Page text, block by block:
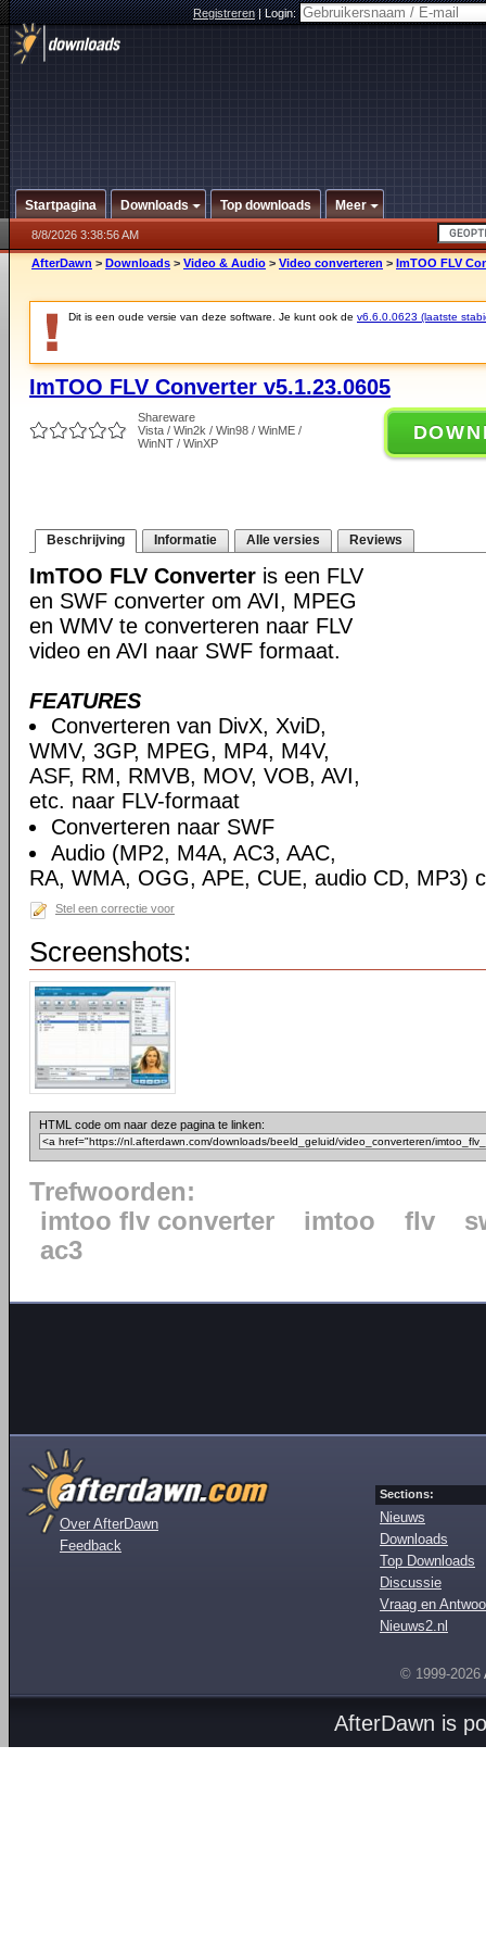
Registreren|Login:
Startpagina Downloads Top downloads Meer
8/8/2026 3:38:56 AM
AfterDawn > Downloads > Video & Audio > Video converteren > ImTOO FLV
Dit is een oude versie van deze software. Je kunt ook de v6.6.0.0623 (laatste
ImTOO FLV Converter v5.1.23.0605
Shareware
Vista / Win2k / Win98 / WinME /
WinNT / WinXP
Beschrijving Informatie Alle versies Reviews
ImTOO FLV Converter is een FLV
en SWF converter om AVI, MPEG
en WMV te converteren naar FLV
video en AVI naar SWF formaat.
FEATURES
Converteren van DivX, XviD,
WMV, 3GP, MPEG, MP4, M4V,
ASF, RM, RMVB, MOV, VOB, AVI,
etc. naar FLV-formaat
Converteren naar SWF
Audio (MP2, M4A, AC3, AAC,
RA, WMA, OGG, APE, CUE, audio CD, MP3)
Stel een correctie voor
Screenshots:
HTML code om naar deze pagina te linken:
Trefwoorden:
imtoo flv converter
imtoo flv
ac3
Over AfterDawn
Feedback
Sections:
Nieuws
Downloads
Top Downloads
Discussie
Vraag en
Nieuws2.nl
© 1999-2026
AfterDawn is